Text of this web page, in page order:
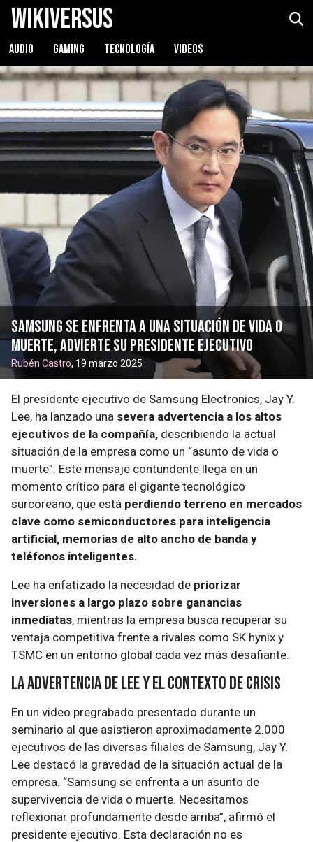
WikiVersus
AUDIO GAMING TECNOLOGÍA VIDEOS
Samsung se enfrenta a una situación de vida o
muerte, advierte su presidente ejecutivo
Rubén Castro, 19 marzo 2025
El presidente ejecutivo de Samsung Electronics, Jay Y.
Lee, ha lanzado una severa advertencia a los altos
ejecutivos de la compañía, describiendo la actual
situación de la empresa como un “asunto de vida o
muerte”. Este mensaje contundente llega en un
momento crítico para el gigante tecnológico
surcoreano, que está perdiendo terreno en mercados
clave como semiconductores para inteligencia
artificial, memorias de alto ancho de banda y
teléfonos inteligentes.
Lee ha enfatizado la necesidad de priorizar
inversiones a largo plazo sobre ganancias
inmediatas, mientras la empresa busca recuperar su
ventaja competitiva frente a rivales como SK hynix y
TSMC en un entorno global cada vez más desafiante.
La Advertencia de Lee y el Contexto de Crisis
En un video pregrabado presentado durante un
seminario al que asistieron aproximadamente 2.000
ejecutivos de las diversas filiales de Samsung, Jay Y.
Lee destacó la gravedad de la situación actual de la
empresa. “Samsung se enfrenta a un asunto de
supervivencia de vida o muerte. Necesitamos
reflexionar profundamente desde arriba”, afirmó el
presidente ejecutivo. Esta declaración no es